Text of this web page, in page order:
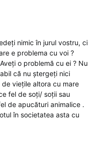
nimic în jurul vostru, ci
e problema cu voi ?
o problemă cu ei ? Nu
că nu ștergeți nici
viețile altora cu mare
fel de soți/ soții sau
de apucături animalice .
în societatea asta cu